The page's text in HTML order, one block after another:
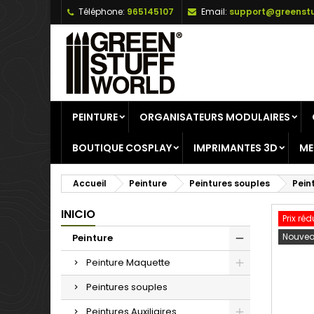
Téléphone: 965145107 Email:
PEINTURE ORGANISATEURS MODULAIRES
BOUTIQUE COSPLAY IMPRIMANTES 3D
Accueil Peinture Peintures souples
INICIO
Peinture
Peinture Maquette
Peintures souples
Prix